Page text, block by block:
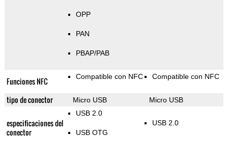
OPP
PAN
PBAP/PAB
Funciones NFC Compatible con NFC Compatible con NFC
tipo de conector Micro USB Micro USB
especificaciones del
conector
USB 2.0
USB OTG
USB 2.0